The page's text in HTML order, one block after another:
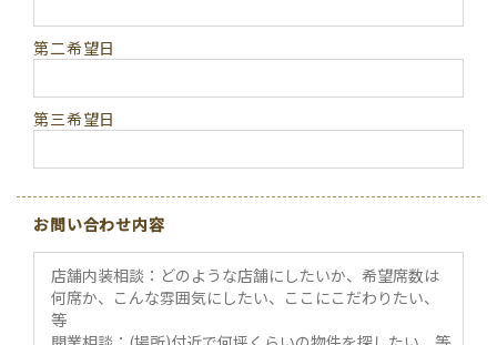
第二希望日
第三希望日
お問い合わせ内容